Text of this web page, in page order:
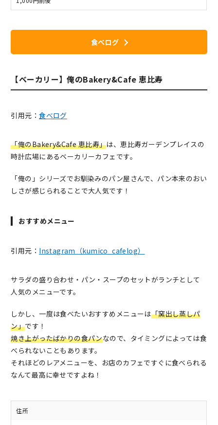
食べログ
【ベーカリー】俺のBakery&Cafe 恵比寿
引用元：食べログ
「俺のBakery&Cafe 恵比寿」は、恵比寿ガーデンプレイスの
時計広場にあるベーカリーカフェです。
「俺の」シリーズでお馴染みのパン屋さんで、パン本来のおい
しさが感じられることで大人気です！
おすすめメニュー
引用元： Instagram（kumico_cafelog）
サラダの盛り合わせ・パン・スープのセットがランチとして
人気のメニューです。
しかし、一度は食べたいおすすめメニューは「窯出し蒸しパ
ン」です！
焼き上がったばかりの食パンなので、タイミングによっては食
べられないこともあります。
それほどのレアメニューを、お店のカフェですぐに食べられる
なんて最高に幸せですよね！
住所